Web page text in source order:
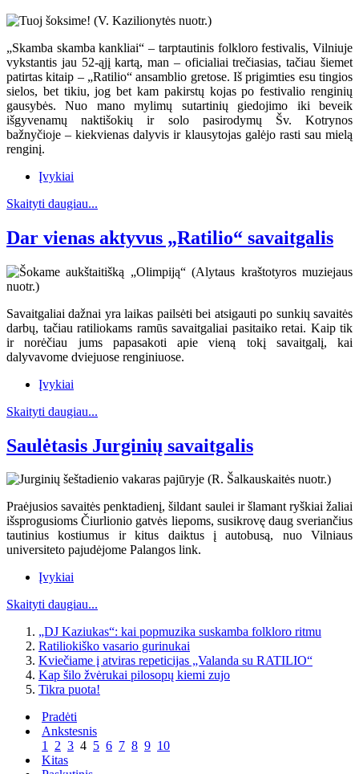
„Skamba skamba kankliai“ – tarptautinis folkloro festivalis, Vilniuje
vykstantis jau 52-ąjį kartą, man – oficialiai trečiasias, tačiau šiemet
patirtas kitaip – „Ratilio“ ansamblio gretose. Iš prigimties esu tingios
sielos, bet tikiu, jog bet kam pakirstų kojas po festivalio renginių
gausybės. Nuo mano mylimų sutartinių giedojimo iki beveik
išgyvenamų naktišokių ir solo pasirodymų Šv. Kotrynos
bažnyčioje – kiekvienas dalyvis ir klausytojas galėjo rasti sau mielą
renginį.
Įvykiai
Skaityti daugiau...
Dar vienas aktyvus „Ratilio“ savaitgalis
Savaitgaliai dažnai yra laikas pailsėti bei atsigauti po sunkių savaitės
darbų, tačiau ratiliokams ramūs savaitgaliai pasitaiko retai. Kaip tik
ir norėčiau jums papasakoti apie vieną tokį savaitgalį, kai
dalyvavome dviejuose renginiuose.
Įvykiai
Skaityti daugiau...
Saulėtasis Jurginių savaitgalis
Praėjusios savaitės penktadienį, šildant saulei ir šlamant ryškiai žaliai
išsprogusioms Čiurlionio gatvės liepoms, susikrovę daug sveriančius
tautinius kostiumus ir kitus daiktus į autobusą, nuo Vilniaus
universiteto pajudėjome Palangos link.
Įvykiai
Skaityti daugiau...
„DJ Kaziukas“: kai popmuzika suskamba folkloro ritmu
Ratiliokiško vasario gurinukai
Kviečiame į atviras repeticijas „Valanda su RATILIO“
Kap šilo žvėrukai pilosopų kiemi zujo
Tikra puota!
Pradėti
Ankstesnis
1 2 3 4 5 6 7 8 9 10
Kitas